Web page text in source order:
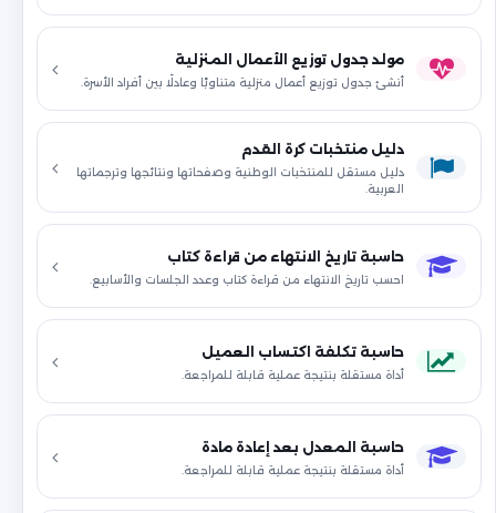
مولد جدول توزيع الأعمال المنزلية
أنشئ جدول توزيع أعمال منزلية متناوبًا وعادلًا بين أفراد الأسرة.
دليل منتخبات كرة القدم
دليل مستقل للمنتخبات الوطنية وصفحاتها ونتائجها وترجماتها
العربية.
حاسبة تاريخ الانتهاء من قراءة كتاب
احسب تاريخ الانتهاء من قراءة كتاب وعدد الجلسات والأسابيع.
حاسبة تكلفة اكتساب العميل
أداة مستقلة بنتيجة عملية قابلة للمراجعة.
حاسبة المعدل بعد إعادة مادة
أداة مستقلة بنتيجة عملية قابلة للمراجعة.